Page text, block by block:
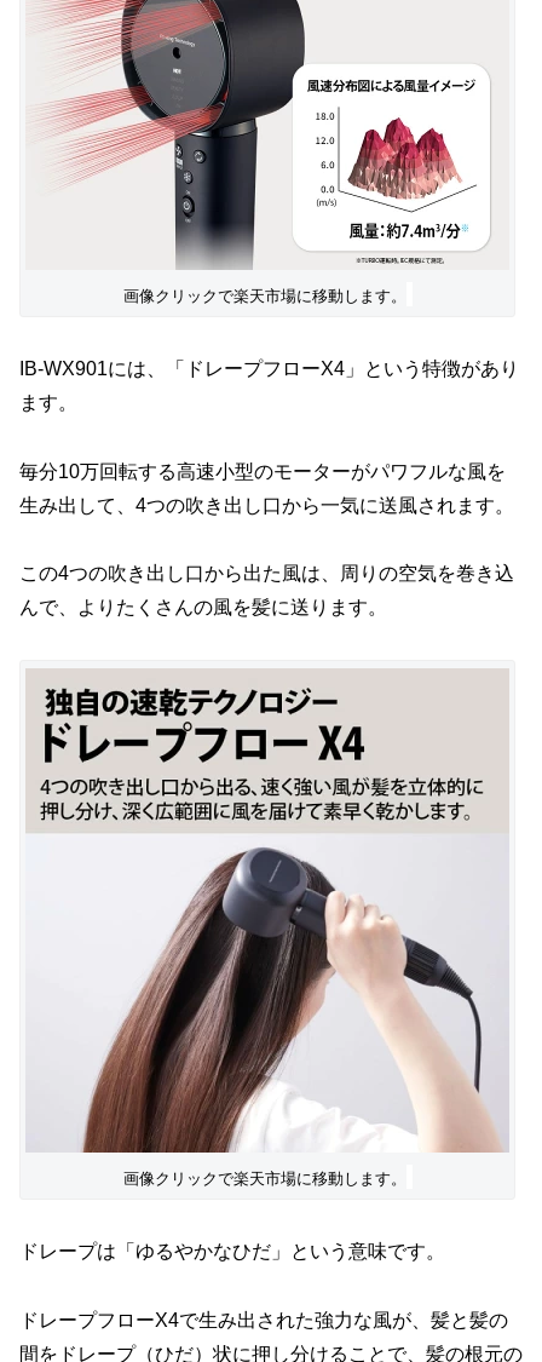
画像クリックで楽天市場に移動します。
IB-WX901には、「ドレープフローX4」という特徴があり
ます。
毎分10万回転する高速小型のモーターがパワフルな風を
生み出して、4つの吹き出し口から一気に送風されます。
この4つの吹き出し口から出た風は、周りの空気を巻き込
んで、よりたくさんの風を髪に送ります。
画像クリックで楽天市場に移動します。
ドレープは「ゆるやかなひだ」という意味です。
ドレープフローX4で生み出された強力な風が、髪と髪の
間をドレープ（ひだ）状に押し分けることで、髪の根元の